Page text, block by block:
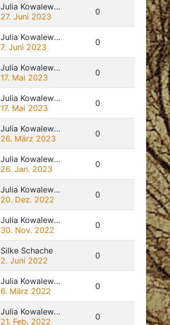
Julia Kowalewski
27. Juni 2023
0
Julia Kowalewski
7. Juni 2023
0
Julia Kowalewski
17. Mai 2023
0
Julia Kowalewski
17. Mai 2023
0
Julia Kowalewski
26. März 2023
0
Julia Kowalewski
26. Jan. 2023
0
Julia Kowalewski
20. Dez. 2022
0
Julia Kowalewski
30. Nov. 2022
0
Silke Schache
2. Juni 2022
0
Julia Kowalewski
6. März 2022
0
Julia Kowalewski
21. Feb. 2022
0